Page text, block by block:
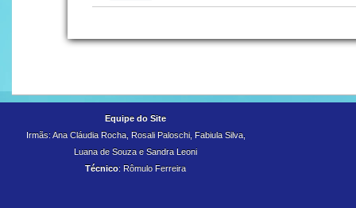
Equipe do Site
Irmãs: Ana Cláudia Rocha, Rosali Paloschi, Fabiula Silva,
Luana de Souza eSandra Leoni
Técnico: Rômulo Ferreira